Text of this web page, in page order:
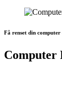
Få renset din
Computer